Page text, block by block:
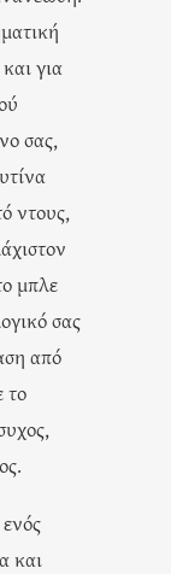
για
σας,
ντους,
μπλε
σας
από
το
και